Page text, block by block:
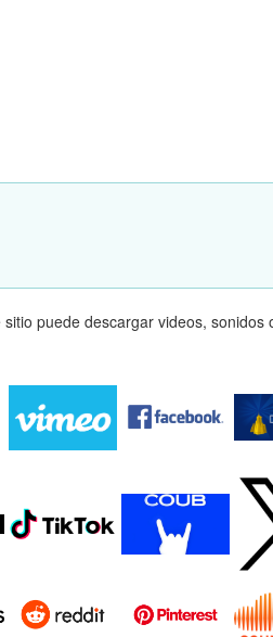
puede descargar videos, sonidos